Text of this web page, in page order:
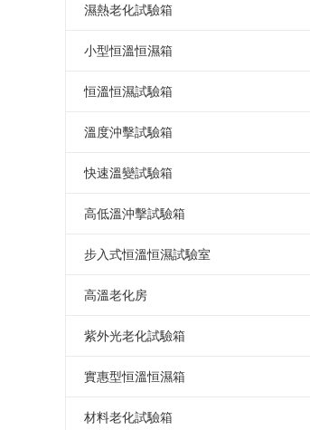
冷熱沖擊測試箱
冷熱沖擊試驗箱
冷熱沖擊試驗機
小型冷熱沖擊試驗箱
三箱冷熱沖擊試驗箱
兩箱冷熱沖擊試驗箱
高低溫測試箱
高低溫試驗箱
高低溫測試儀器
高低溫試驗機
可程式高低溫試驗箱
高低溫交變試驗箱
高低溫循環試驗箱
高低溫恒溫試驗箱
高低溫老化試驗箱
高低溫箱
濕熱老化試驗箱
濕熱老化試驗箱
交變濕熱試驗箱
濕熱老化測試箱
高低溫交變濕熱試驗箱
高低溫濕熱老化試驗箱
小型恒溫恒濕箱
小型溫濕度試驗箱
小型恒溫恒濕試驗箱
小型高低溫試驗箱
立式恒溫恒濕試驗箱
恒溫恒濕試驗箱
恒溫恒濕箱
恒溫恒濕試驗箱
恒溫恒濕測試箱
恒溫恒濕試驗機
小型恒溫恒濕箱
溫濕度試驗箱
可程式恒溫恒濕箱
低濕型恒溫恒濕箱
溫度沖擊試驗箱
溫度沖擊試驗箱
溫度沖擊試驗機
溫度沖擊測試箱
溫度沖擊測試機
快速溫變試驗箱
溫度循環試驗箱
快速溫變試驗箱
應力篩選試驗箱
快速溫變試驗箱
高低溫沖擊試驗箱
高低溫沖擊試驗箱
高低溫沖擊試驗機
高低溫沖擊測試箱
高低溫沖擊測試機
步入式恒溫恒濕試驗室
步入式恒溫恒濕試驗室
恒溫恒濕實驗室
步入式高低溫試驗室
大型恒溫恒濕房
高溫老化房
高溫老化房
高溫老化室
步入式老化房
紫外光老化試驗箱
紫外光老化試驗箱
紫外線耐候試驗箱
實惠型恒溫恒濕箱
小型恒溫恒濕箱
材料老化試驗箱